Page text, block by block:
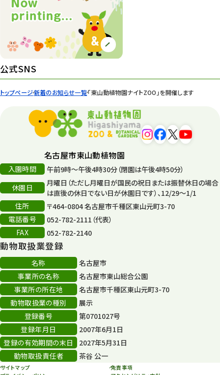
トップページ新着のお知らせ一覧「東山動植物園ナイトZOO」を開催します
公式SNS
名古屋市東山動植物園
入園時間
午前9時～午後4時30分（閉園は午後4時50分）
休園日
月曜日（ただし月曜日が国民の祝日または振替休日の場合
は直後の休日でない日が休園日です）、12/29～1/1
住所
〒464-0804 名古屋市千種区東山元町3-70
電話番号
052-782-2111（代表）
FAX
052-782-2140
動物取扱業登録
名称
名古屋市
事業所の名称
名古屋市東山総合公園
事業所の所在地
名古屋市千種区東山元町3-70
動物取扱業の種別
展示
登録番号
第0701027号
登録年月日
2007年6月1日
登録の有効期間の末日
2027年5月31日
動物取扱責任者
茶谷 公一
サイトマップ
免責事項